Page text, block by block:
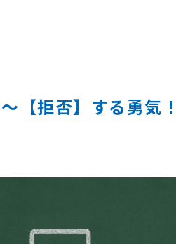
【拒否】する勇気！